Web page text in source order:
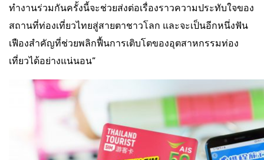
ทำงานร่วมกันครั้งนี้จะช่วยส่งต่อเรื่องราวความประทับใจของ
สถานที่ท่องเที่ยวไทยสู่สายตาชาวโลก และจะเป็นอีกหนึ่งฟัน
เฟืองสำคัญที่ช่วยพลิกฟื้นการเติบโตของอุตสาหกรรมท่อง
เที่ยวได้อย่างแน่นอน”